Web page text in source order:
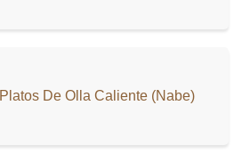
Platos De Olla Caliente (nabe)